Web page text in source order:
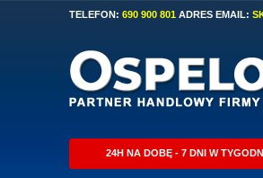
TELEFON: 690 900 801 ADRES EMAIL:
24H NA DOBĘ - 7 DNI W